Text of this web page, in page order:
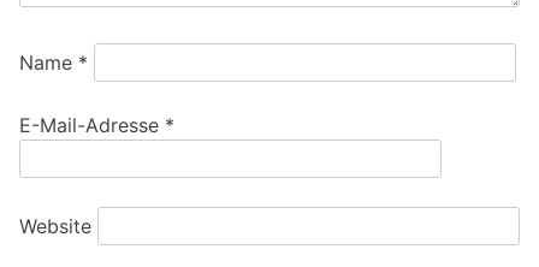
Name *
E-Mail-Adresse *
Website